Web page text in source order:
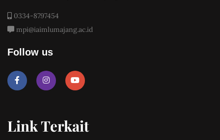
0334-8797454
mpi@iaimlumajang.ac.id
Follow us
Link Terkait